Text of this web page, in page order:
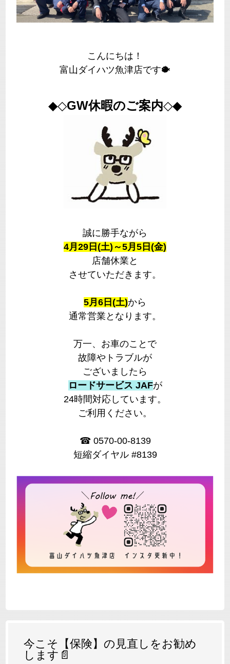
こんにちは！
富山ダイハツ魚津店です🐡
◆◇GW休暇のご案内◇◆
誠に勝手ながら
4月29日(土)～5月5日(金)
店舗休業と
させていただきます。
5月6日(土)から
通常営業となります。
万一、お車のことで
故障やトラブルが
ございましたら
ロードサービス JAFが
24時間対応しています。
ご利用ください。
☎ 0570-00-8139
短縮ダイヤル #8139
今こそ【保険】の見直しをお勧め
します📄